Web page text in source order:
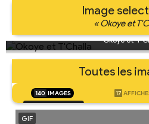
Image
« Okoye et
Okoye et
Toutes les
140 IMAGES 17